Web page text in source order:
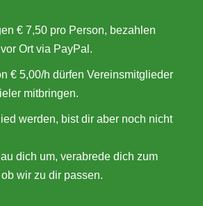
€ 7,50 pro Person, bezahlen
Ort via PayPal.
€ 5,00/h dürfen Vereinsmitglieder
mitbringen.
werden, bist dir aber noch nicht
dich um, verabrede dich zum
wir zu dir passen.